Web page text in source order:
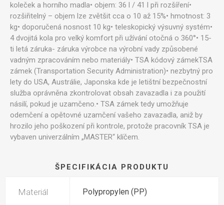
koleček a horního madla• objem: 36 l / 41 l při rozšíření•
rozšiřitelný – objem lze zvětšit cca o 10 až 15%• hmotnost: 3
kg• doporučená nosnost 10 kg• teleskopický výsuvný systém•
4 dvojitá kola pro velký komfort při užívání otočná o 360°• 15-
ti letá záruka- záruka výrobce na výrobní vady způsobené
vadným zpracováním nebo materiály• TSA kódový zámekTSA
zámek (Transportation Security Administration)• nezbytný pro
lety do USA, Austrálie, Japonska kde je letištní bezpečnostní
služba oprávněna zkontrolovat obsah zavazadla i za použití
násilí, pokud je uzamčeno.• TSA zámek tedy umožňuje
odemčení a opětovné uzamčení vašeho zavazadla, aniž by
hrozilo jeho poškození při kontrole, protože pracovník TSA je
vybaven univerzálním „MASTER“ klíčem.
ŠPECIFIKÁCIA PRODUKTU
Materiál Polypropylen (PP)